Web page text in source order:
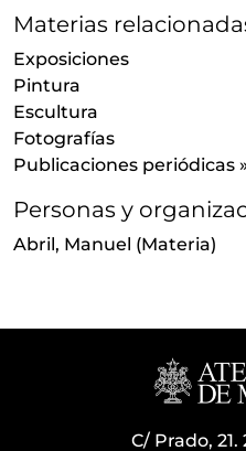
Materias
Exposiciones
Pintura
Escultura
Fotografías
Publicaciones periódicas
Personas y
Abril, Manuel (Materia)
C/ Prado,